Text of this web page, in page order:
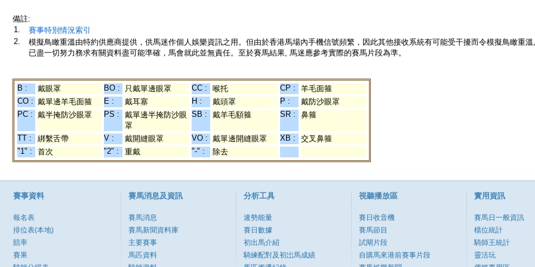
備註:
1.
賽事特別情況索引
2.
模擬鳥瞰重溫由特約供應商提供，供馬迷作個人娛樂資訊之用。但由於香港馬場內手機信號頻繁，因此其他接收系統有可能受干擾而令模擬鳥瞰重
已盡一切努力務求有關資料盡可能準確，馬會就此並無責任。至於賽馬結果, 馬迷應參考實際的賽馬片段為準。
B : 戴眼罩 BO : 只戴單邊眼罩 CC : 喉托 CP :
羊毛面箍
CO : 戴單邊羊毛面箍 E : 戴耳塞 H : 戴頭罩 P :
戴防沙眼罩
PC : 戴半掩防沙眼罩 PS :
戴單邊半掩防沙眼
罩
SB : 戴羊毛額箍 SR : 鼻箍
TT : 綁繫舌帶 V : 戴開縫眼罩 VO : 戴單邊開縫眼罩 XB :
交叉鼻箍
"1" :
首次 "2" : 重戴 "-" : 除去
賽事資料
報名表
排位表(本地)
賠率
賽果
賽馬消息及資訊
賽馬消息
賽馬新聞資料庫
主要賽事
馬匹資料
分析工具
速勢能量
賽日數據
初出馬介紹
騎練配對及初岀馬成績
視聽播放區
賽日收音機
賽馬節目
試閘片段
自購馬來港前賽事片段
實用資訊
賽馬日一般資訊
檔位統計
騎師王統計
靈活玩